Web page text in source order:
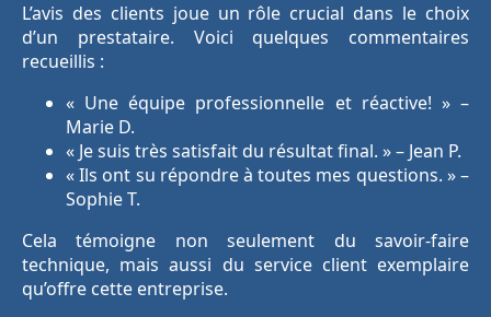
L’avis des clients joue un rôle crucial dans le choix
d’un prestataire. Voici quelques commentaires
recueillis :
« Une équipe professionnelle et réactive! » –
Marie D.
« Je suis très satisfait du résultat final. » – Jean P.
« Ils ont su répondre à toutes mes questions. » –
Sophie T.
Cela témoigne non seulement du savoir-faire
technique, mais aussi du service client exemplaire
qu’offre cette entreprise.